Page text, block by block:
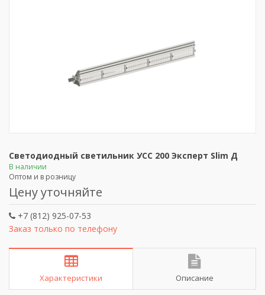
Светодиодный светильник УСС 200 Эксперт Slim Д
В наличии
Оптом и в розницу
Цену уточняйте
+7 (812) 925-07-53
Заказ только по телефону
Характеристики Описание